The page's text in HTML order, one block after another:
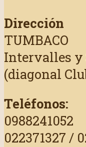
Dirección
TUMBACO
Intervalles y
(diagonal
Teléfonos:
0988241052
022371327 /